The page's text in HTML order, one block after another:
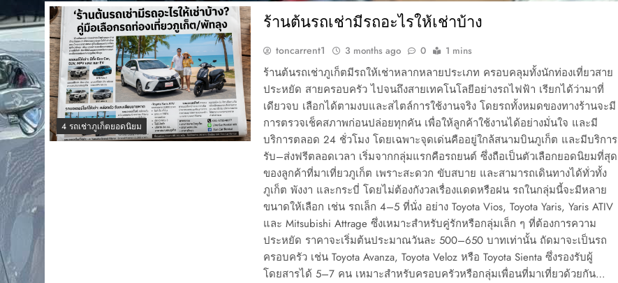
4 รถเช่าภูเก็ตยอดนิยม
ร้านต้นรถเช่ามีรถอะไรให้เช่าบ้าง
toncarrent1 3 months ago 0 1 mins
ร้านต้นรถเช่าภูเก็ตมีรถให้เช่าหลากหลายประเภท ครอบคลุมทั้งนักท่องเที่ยวสาย
ประหยัด สายครอบครัว ไปจนถึงสายเทคโนโลยีอย่างรถไฟฟ้า เรียกได้ว่ามาที่
เดียวจบ เลือกได้ตามงบและสไตล์การใช้งานจริง โดยรถทั้งหมดของทางร้านจะมี
การตรวจเช็คสภาพก่อนปล่อยทุกคัน เพื่อให้ลูกค้าใช้งานได้อย่างมั่นใจ และมี
บริการตลอด 24 ชั่วโมง โดยเฉพาะจุดเด่นคืออยู่ใกล้สนามบินภูเก็ต และมีบริการ
รับ–ส่งฟรีตลอดเวลา เริ่มจากกลุ่มแรกคือรถยนต์ ซึ่งถือเป็นตัวเลือกยอดนิยมที่สุด
ของลูกค้าที่มาเที่ยวภูเก็ต เพราะสะดวก ขับสบาย และสามารถเดินทางได้ทั่วทั้ง
ภูเก็ต พังงา และกระบี่ โดยไม่ต้องกังวลเรื่องแดดหรือฝน รถในกลุ่มนี้จะมีหลาย
ขนาดให้เลือก เช่น รถเล็ก 4–5 ที่นั่ง อย่าง Toyota Vios, Toyota Yaris, Yaris ATIV
และ Mitsubishi Attrage ซึ่งเหมาะสำหรับคู่รักหรือกลุ่มเล็ก ๆ ที่ต้องการความ
ประหยัด ราคาจะเริ่มต้นประมาณวันละ 500–650 บาทเท่านั้น ถัดมาจะเป็นรถ
ครอบครัว เช่น Toyota Avanza, Toyota Veloz หรือ Toyota Sienta ซึ่งรองรับผู้
โดยสารได้ 5–7 คน เหมาะสำหรับครอบครัวหรือกลุ่มเพื่อนที่มาเที่ยวด้วยกัน…